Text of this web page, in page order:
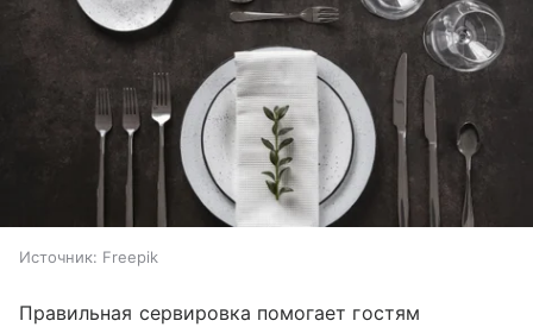
Источник: Freepik
Правильная сервировка помогает гостям